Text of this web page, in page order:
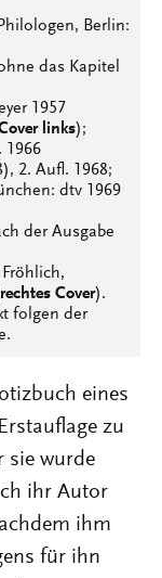
Berlin:
das Kapitel
1957
links);
1966
2. Aufl. 1968;
dtv 1969
der Ausgabe
rechtes Cover).
folgen der
eines
zu
sie wurde
ihr Autor
ihm
für ihn